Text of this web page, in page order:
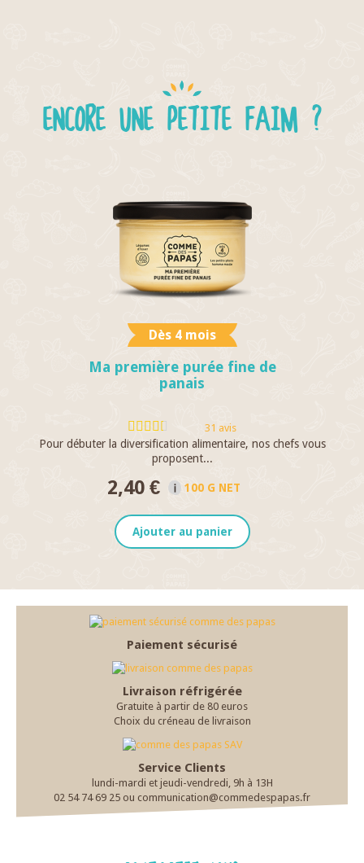
ENCORE UNE PETITE FAIM ?
Dès 4 mois
Ma première purée fine de
panais
31 avis
Pour débuter la diversification alimentaire, nos chefs vous
proposent...
2,40 € 100 G NET
Ajouter au panier
Paiement sécurisé
Livraison réfrigérée
Gratuite à partir de 80 euros
Choix du créneau de livraison
Service Clients
lundi-mardi et jeudi-vendredi, 9h à 13H
02 54 74 69 25 ou communication@commedespapas.fr